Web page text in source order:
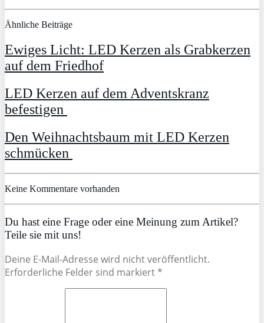
Ähnliche Beiträge
Ewiges Licht: LED Kerzen als Grabkerzen
auf dem Friedhof
LED Kerzen auf dem Adventskranz
befestigen
Den Weihnachtsbaum mit LED Kerzen
schmücken
Keine Kommentare vorhanden
Du hast eine Frage oder eine Meinung zum Artikel?
Teile sie mit uns!
Deine E-Mail-Adresse wird nicht veröffentlicht.
Erforderliche Felder sind markiert *